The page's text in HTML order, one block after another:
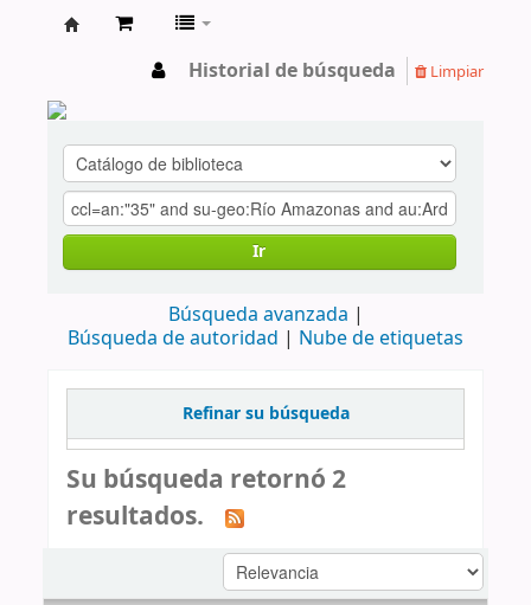
Historial de búsqueda Limpiar
Ir
Búsqueda avanzada
Búsqueda de autoridad
Nube de etiquetas
Refinar su búsqueda
Su búsqueda retornó 2
resultados.